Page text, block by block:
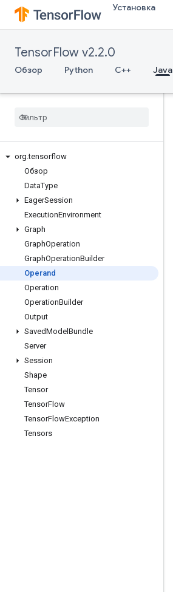
Установка
TensorFlow v2.2.0
Обзор Python C++ Java
org.tensorflow
Обзор
DataType
EagerSession
ExecutionEnvironment
Graph
GraphOperation
GraphOperationBuilder
Operand
Operation
OperationBuilder
Output
SavedModel Bundle
Server
Session
Shape
Tensor
TensorFlow
TensorFlowException
Tensors